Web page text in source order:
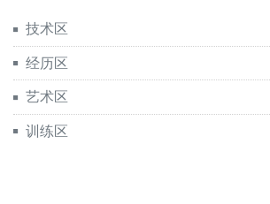
技术区
经历区
艺术区
训练区